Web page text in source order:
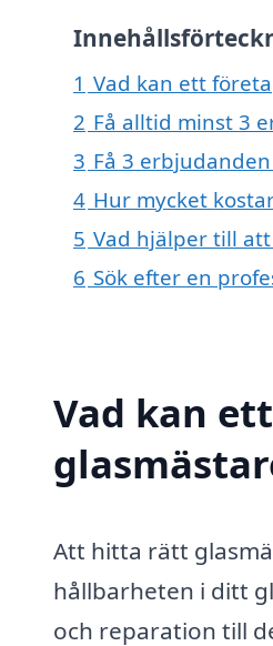
1 Vad kan ett
2 Få alltid minst 3
3 Få 3
4 Hur mycket
5 Vad hjälper till
6 Sök efter en
Vad kan
Att hitta rätt
hållbarheten i ditt
och reparation till